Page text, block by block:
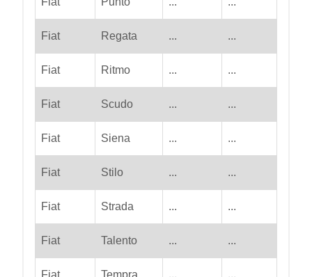
Fiat Regata ... ...
Fiat Ritmo ... ...
Fiat Scudo ... ...
Fiat Siena ... ...
Fiat Stilo ... ...
Fiat Strada ... ...
Fiat Talento ... ...
Fiat Tempra ... ...